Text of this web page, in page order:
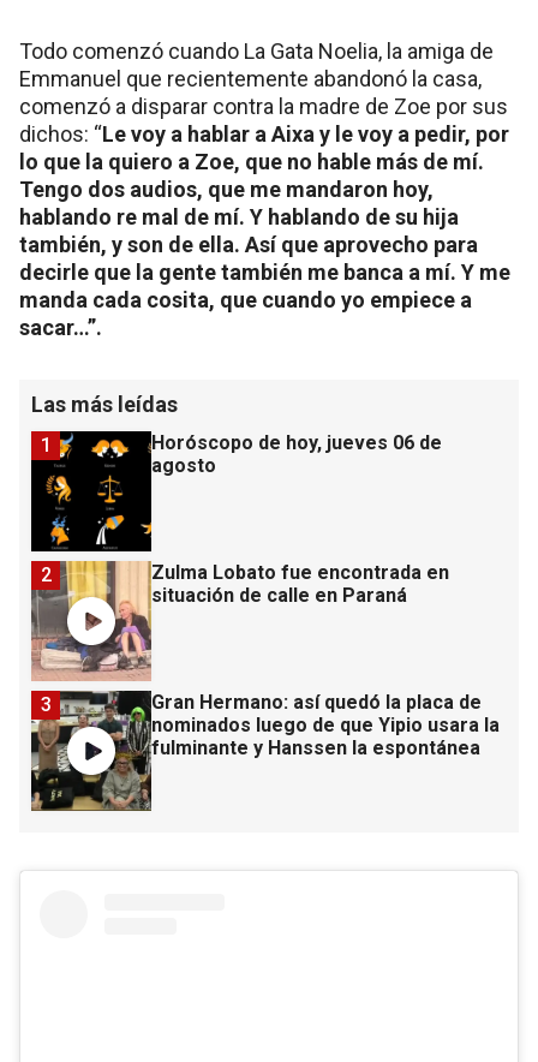
Todo comenzó cuando La Gata Noelia, la amiga de
Emmanuel que recientemente abandonó la casa,
comenzó a disparar contra la madre de Zoe por sus
dichos: “Le voy a hablar a Aixa y le voy a pedir, por
lo que la quiero a Zoe, que no hable más de mí.
Tengo dos audios, que me mandaron hoy,
hablando re mal de mí. Y hablando de su hija
también, y son de ella. Así que aprovecho para
decirle que la gente también me banca a mí. Y me
manda cada cosita, que cuando yo empiece a
sacar…”.
Las más leídas
Horóscopo de hoy, jueves 06 de
agosto
1
Zulma Lobato fue encontrada en
situación de calle en Paraná
2
Gran Hermano: así quedó la placa de
nominados luego de que Yipio usara la
fulminante y Hanssen la espontánea
3